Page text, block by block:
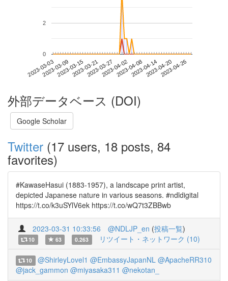
2023-03-032023-03-092023-03-152023-03-212023-03-272023-04-022023-04-082023-04-142023-04-202023-04-26
0
2
外部データベース (DOI)
Google Scholar
Twitter (17 users, 18 posts, 84
favorites)
#KawaseHasui (1883-1957), a landscape print artist,
depicted Japanese nature in various seasons. #ndldigital
https://t.co/k3uSYlV6ek https://t.co/wQ7t3ZBBwb
2023-03-31 10:33:56 @NDLJP_en (投稿一覧)
10 63 0.263 リツイート・ネットワーク (10)
10 @ShirleyLovel1 @EmbassyJapanNL @ApacheRR310
@jack_gammon @miyasaka311 @nekotan_